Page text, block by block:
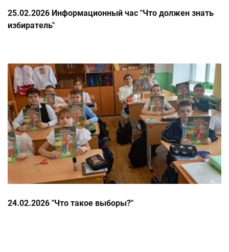
25.02.2026 Информационный час "Что должен знать
избиратель"
24.02.2026 "Что такое выборы?"